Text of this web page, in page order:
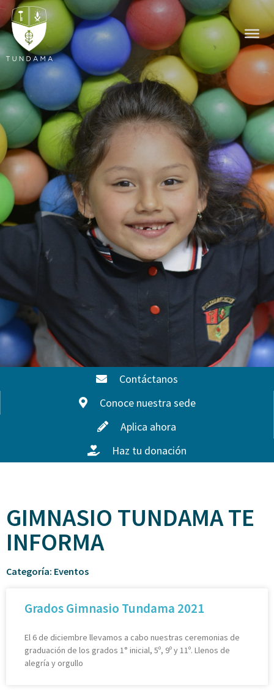
Contáctanos
Conoce nuestra sede
Aplica ahora
Haz tu donación
GIMNASIO TUNDAMA TE
INFORMA
Categoría: Eventos
Grados Gimnasio Tundama 2021
El 6 de diciembre llevamos a cabo nuestras ceremonias de
graduación de los grados 1° inicial, 5º, 9º y 11º. Llenos de
alegría y orgullo